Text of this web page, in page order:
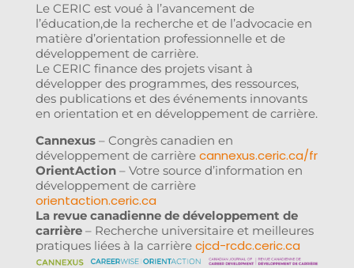
Le CERIC est voué à l’avancement de
l’éducation,de la recherche et de l’advocacie en
matière d’orientation professionnelle et de
développement de carrière.
Le CERIC finance des projets visant à
développer des programmes, des ressources,
des publications et des événements innovants
en orientation et en développement de carrière.
Cannexus – Congrès canadien en
développement de carrière cannexus.ceric.ca/fr
OrientAction – Votre source d’information en
développement de carrière
orientaction.ceric.ca
La revue canadienne de développement de
carrière – Recherche universitaire et meilleures
pratiques liées à la carrière cjcd-rcdc.ceric.ca